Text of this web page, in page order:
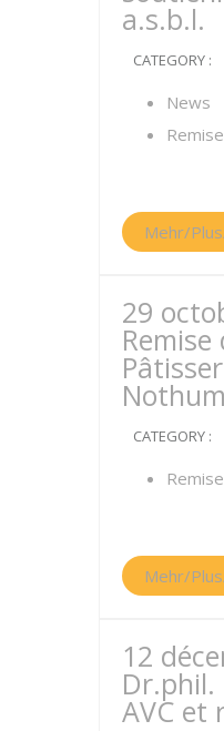
a.s.b.l.
CATEGORY :
News
Mehr/
29
Nothum
CATEGORY :
Mehr/
12
Dr.phil.
AVC et